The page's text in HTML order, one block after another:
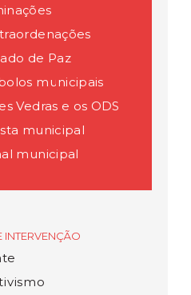
de Paz
municipais
Vedras e os ODS
municipal
municipal
INTERVENÇÃO